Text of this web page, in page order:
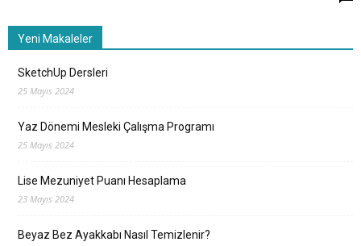
Yeni Makaleler
SketchUp Dersleri
25 Mayıs 2024
Yaz Dönemi Mesleki Çalışma Programı
25 Mayıs 2024
Lise Mezuniyet Puanı Hesaplama
23 Mayıs 2024
Beyaz Bez Ayakkabı Nasıl Temizlenir?